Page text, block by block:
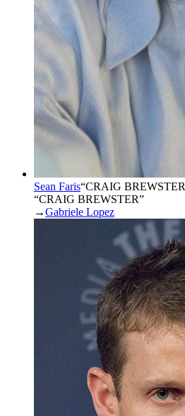
Sean Faris“CRAIG BREWSTER
“CRAIG BREWSTER”
→Gabriele Lopez